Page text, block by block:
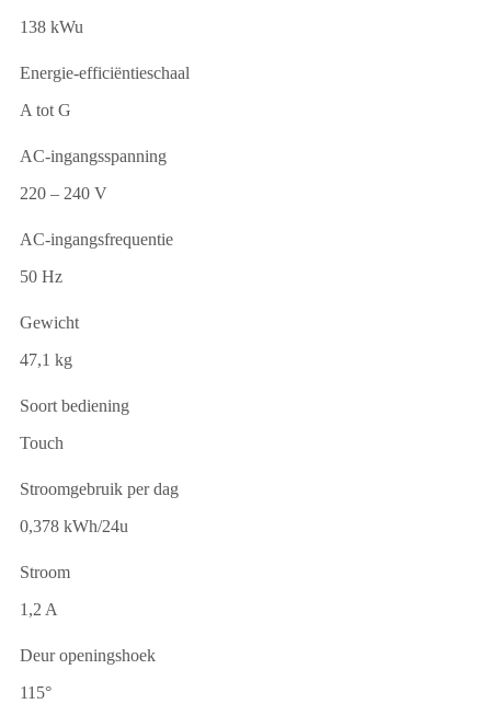
138 kWu
Energie-efficiëntieschaal
A tot G
AC-ingangsspanning
220 – 240 V
AC-ingangsfrequentie
50 Hz
Gewicht
47,1 kg
Soort bediening
Touch
Stroomgebruik per dag
0,378 kWh/24u
Stroom
1,2 A
Deur openingshoek
115°